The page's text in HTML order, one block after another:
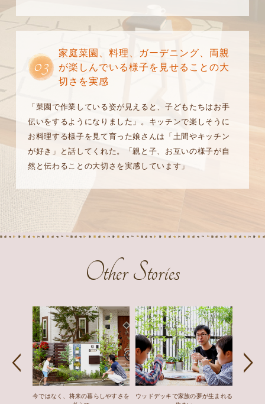
03
家庭菜園、料理、ガーデニング、両親
が楽しんでいる様子を見せることの大
切さを実感
「菜園で作業している姿が見えると、子どもたちはお手
伝いをするようになりました」。キッチンで楽しそうに
お料理する様子を見て育った娘さんは「土間やキッチン
が好き」と話してくれた。「親と子、お互いの様子が自
然と伝わることの大切さを実感しています」
Other Stories
今ではなく、将来の暮らしやすさを
ウッドデッキで家族の夢が生まれる
デザイン・間取り、